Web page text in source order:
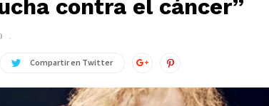
contra el cáncer”
Compartir en Twitter